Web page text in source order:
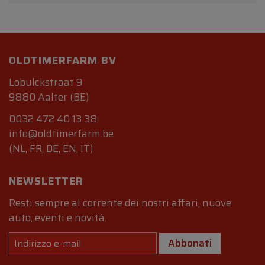
OLDTIMERFARM BV
Lobulckstraat 9
9880 Aalter (BE)
0032 472 40 13 38
info@oldtimerfarm.be
(NL, FR, DE, EN, IT)
NEWSLETTER
Resti sempre al corrente dei nostri affari, nuove
auto, eventi e novità.
Abbonati